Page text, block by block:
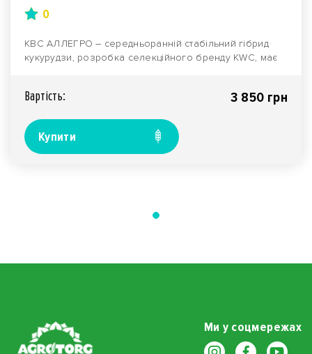
0
КВС АЛЛЕГРО – середньоранній стабільний гібрид
кукурудзи, розробка селекційного бренду KWC, має
Вартiсть: 3 850 грн
Купити
Ми у соцмережах